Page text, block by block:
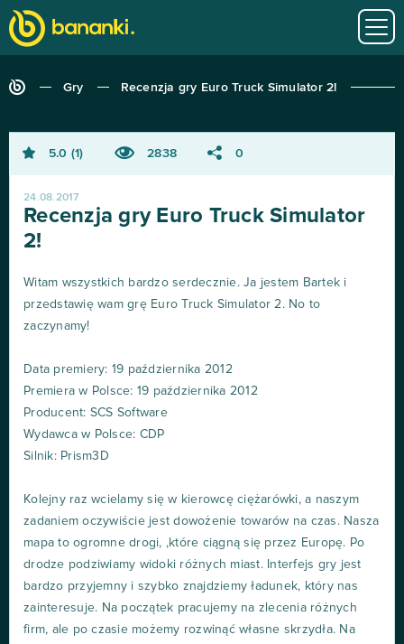
Gry Recenzja gry Euro Truck Simulator 2!
5.0 1 2838 0
24.08.2017
Recenzja gry Euro Truck Simulator
2!
Witam wszystkich bardzo serdecznie. Ja jestem Bartek i
przedstawię wam grę Euro Truck Simulator 2. No to
zaczynamy!
Data premiery: 19 października 2012
Premiera w Polsce: 19 października 2012
Producent: SCS Software
Wydawca w Polsce: CDP
Silnik: Prism3D
Kolejny raz wcielamy się w kierowcę ciężarówki, a naszym
zadaniem oczywiście jest dowożenie towarów na czas. Nasza
mapa to ogromne drogi, ,które ciągną się przez Europę. Po
drodze podziwiamy widoki różnych miast. Interfejs gry jest
bardzo przyjemny i szybko znajdziemy ładunek, który nas
zainteresuje. Na początek pracujemy na zlecenia różnych
firm, ale po czasie możemy rozwinąć własne skrzydła. Na